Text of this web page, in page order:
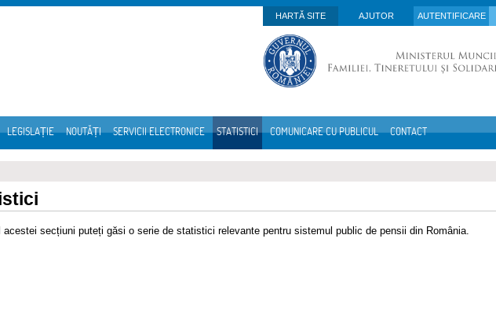
HARTĂ SITE
AJUTOR AUTENTIFICARE
LEGISLAȚIE NOUTĂȚI SERVICII ELECTRONICE STATISTICI COMUNICARE CU PUBLICUL CONTACT
acestei secțiuni puteți găsi o serie de statistici relevante pentru sistemul public de pensii din România.